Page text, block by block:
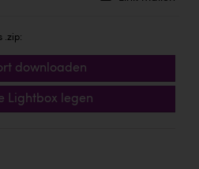
.zip:
downloaden
Lightbox legen